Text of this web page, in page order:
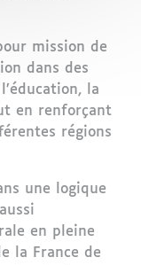
mission de
dans des
la
en renforçant
régions
une logique
en pleine
la France de